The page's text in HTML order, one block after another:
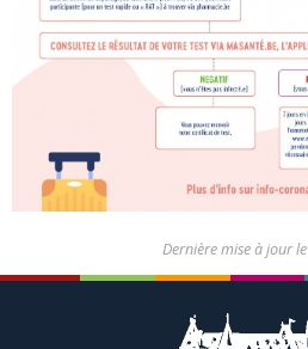
Dernière mise à jour le